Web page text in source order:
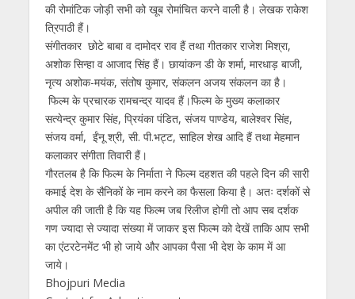
की रोमांटिक जोड़ी सभी को खूब रोमांचित करने वाली है। लेखक राकेश
त्रिपाठी हैं।
संगीतकार छोटे बाबा व दामोदर राव हैं तथा गीतकार राजेश मिश्रा,
अशोक सिन्हा व आजाद सिंह हैं। छायांकन डी के शर्मा, मारधाड़ बाजी,
नृत्य अशोक-मयंक, संतोष कुमार, संकलन अजय संकलन का है।
फिल्म के प्रचारक रामचन्द्र यादव हैं।फिल्म के मुख्य कलाकार
सत्येन्द्र कुमार सिंह, प्रियंका पंडित, संजय पाण्डेय, बालेश्वर सिंह,
संजय वर्मा, ईंनू श्री, सी. पी.भट्ट, साहिल शेख आदि हैं तथा मेहमान
कलाकार संगीता तिवारी हैं।
गौरतलब है कि फिल्म के निर्माता ने फिल्म दहशत की पहले दिन की सारी
कमाई देश के सैनिकों के नाम करने का फैसला किया है। अतः दर्शकों से
अपील की जाती है कि यह फिल्म जब रिलीज होगी तो आप सब दर्शक
गण ज्यादा से ज्यादा संख्या में जाकर इस फिल्म को देखें ताकि आप सभी
का एंटरटेनमेंट भी हो जाये और आपका पैसा भी देश के काम में आ
जाये।
Bhojpuri Media